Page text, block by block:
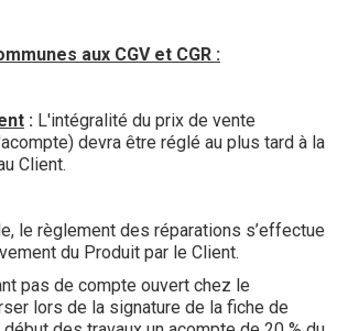
aux CGV et CGR :
: L'intégralité du prix de vente
devra être réglé au plus tard à la
Client.
le règlement des réparations s’effectue
du Produit par le Client.
pas de compte ouvert chez le
lors de la signature de la fiche de